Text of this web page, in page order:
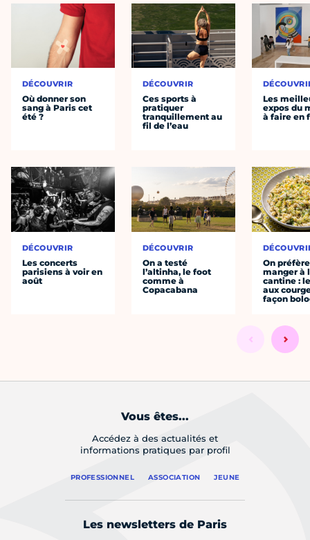
DÉCOUVRIR
Où donner son
sang à Paris cet
été ?
DÉCOUVRIR
Les concerts
parisiens à voir en
août
DÉCOUVRIR
Ces sports à
pratiquer
tranquillement au
fil de l’eau
DÉCOUVRIR
On a testé
l’altinha, le foot
comme à
Copacabana
Les
expos du
à faire en
On préfère
manger à
cantine :
aux
façon
Vous êtes...
Accédez à des actualités et
informations pratiques par profil
PROFESSIONNEL ASSOCIATION JEUNE
Les newsletters de Paris